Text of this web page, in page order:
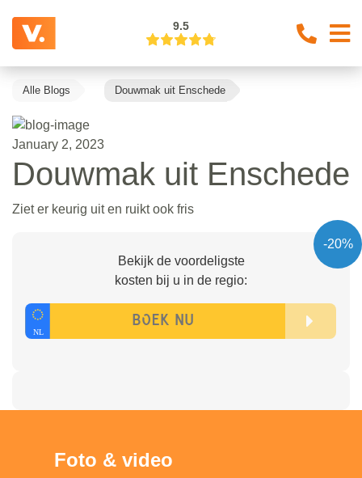
9.5
Alle Blogs Douwmak uit Enschede
January 2, 2023
Douwmak uit Enschede
Ziet er keurig uit en ruikt ook fris
-20%
Bekijk de voordeligste
kosten bij u in de regio:
Foto & video